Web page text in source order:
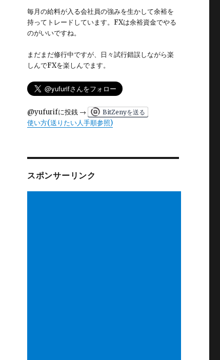
毎月の給料が入る会社員の強みを生かして余裕を
持ってトレードしています。FXは余裕資金でやる
のがいいですね。
まだまだ修行中ですが、日々試行錯誤しながら楽
しんでFXを楽しんでます。
@yufurifに投銭 → BitZenyを送る
使い方(送りたい人手順参照)
スポンサーリンク